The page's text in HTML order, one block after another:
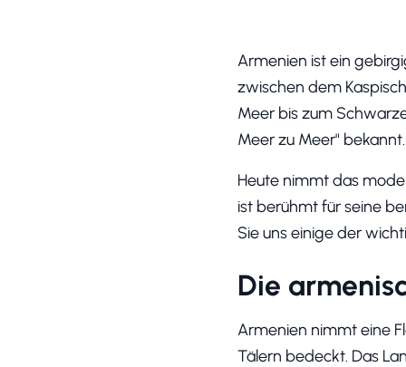
Armenien ist ein
zwischen dem
Meer bis zum
Meer zu Meer" bekannt.
Heute nimmt das
ist berühmt für seine
Sie uns einige der
Die
Armenien nimmt eine
Tälern bedeckt. Das